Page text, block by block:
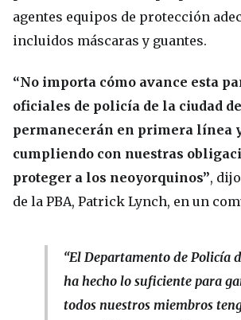
agentes equipos de protección
incluidos máscaras y guantes.
“No importa cómo avance esta
oficiales de policía de la ciudad
permanecerán en primera línea
cumpliendo con nuestras
proteger a los neoyorquinos”,
de la PBA, Patrick Lynch, en un
“El Departamento de Policía
ha hecho lo suficiente para
todos nuestros miembros